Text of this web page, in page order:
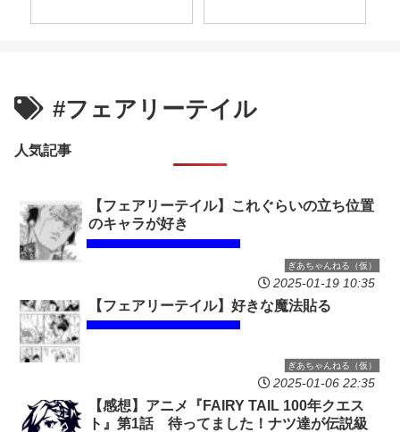
#フェアリーテイル
人気記事
ぎあちゃんねる（仮）
【フェアリーテイル】これぐらいの立ち位置
のキャラが好き
2025-01-19 10:35
ぎあちゃんねる（仮）
【フェアリーテイル】好きな魔法貼る
2025-01-06 22:35
【感想】アニメ『FAIRY TAIL 100年クエス
ト』第1話 待ってました！ナツ達が伝説級